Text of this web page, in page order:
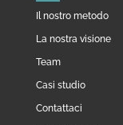
Il nostro metodo
La nostra visione
Team
Casi studio
Contattaci